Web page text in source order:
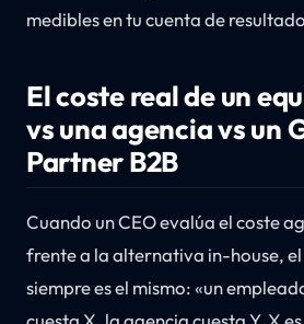
medibles en tu cuenta de
El coste real de un
vs una agencia vs un
Partner B2B
Cuando un CEO evalúa el coste
frente a la alternativa in-house,
siempre es el mismo: «un